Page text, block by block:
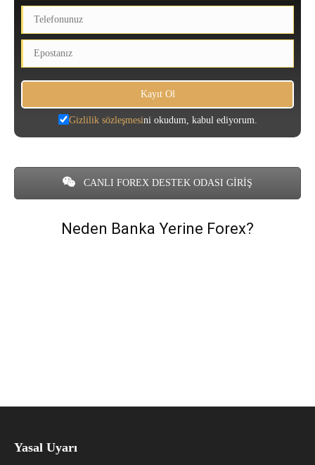
Gizlilik sözleşmesini okudum, kabul ediyorum.
CANLI FOREX DESTEK ODASI GİRİŞ
Neden Banka Yerine Forex?
Yasal Uyarı